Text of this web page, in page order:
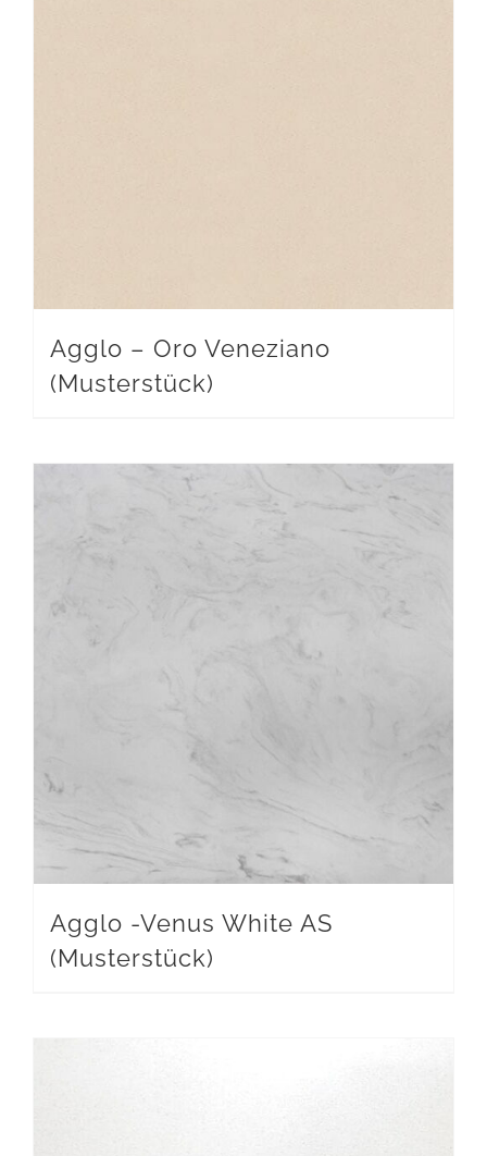
Agglo – Oro Veneziano
(Musterstück)
Agglo -Venus White AS
(Musterstück)